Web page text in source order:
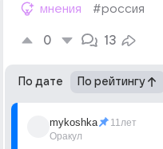
мнения #россия
0 13
По дате По рейтингу
mykoshka
Оракул
11лет